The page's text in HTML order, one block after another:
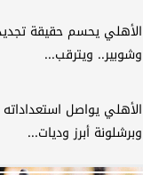
الأهلي يحسم حقيقة
وشوبير.. ويترقب...
الأهلي يواصل
وبرشلونة أبرز وديات...